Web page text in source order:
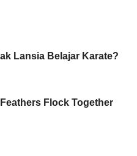
Lansia Belajar Karate?
Flock Together